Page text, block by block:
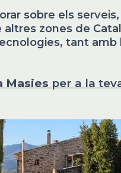
sobre els
zones de
tant amb
Masies per a la